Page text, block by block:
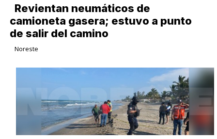
Revientan neumáticos de
camioneta gasera; estuvo a punto
de salir del camino
Noreste